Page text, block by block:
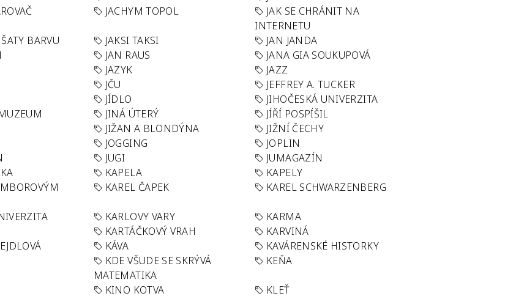
JACHYM TOPOL
JAK SE CHRÁNIT NA
INTERNETU
BARVU JAKSI TAKSI
JAN JANDA
JAN RAUS
JANA GIA SOUKUPOVÁ
JAZYK
JAZZ
JČU
JEFFREY A. TUCKER
JÍDLO
JIHOČESKÁ UNIVERZITA
JINÁ ÚTERÝ
JÍŘÍ POSPÍŠIL
JIŽAN A BLONDÝNA
JIŽNÍ ČECHY
JOGGING
JOPLIN
JUGI
JUMAGAZÍN
KAPELA
KAPELY
KAREL ČAPEK KAREL SCHWARZENBERG
KARLOVY VARY
KARMA
KARTÁČKOVÝ VRAH
KARVINÁ
KÁVA
KAVÁRENSKÉ HISTORKY
KDE VŠUDE SE SKRÝVÁ
MATEMATIKA
KEŇA
KINO KOTVA KLEŤ